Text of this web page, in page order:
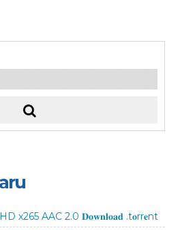
x265 AAC 2.0 𝐃𝐨𝐰𝐧𝐥𝐨𝐚𝐝 .t𝐨rr𝐞nt